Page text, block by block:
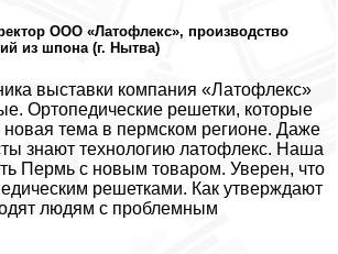
ООО «Латофлекс», производство
из шпона (г. Нытва)
выставки компания «Латофлекс»
Ортопедические решетки, которые
тема в пермском регионе. Даже
знают технологию латофлекс. Наша
Пермь с новым товаром. Уверен, что
решетками. Как утверждают
людям с проблемным